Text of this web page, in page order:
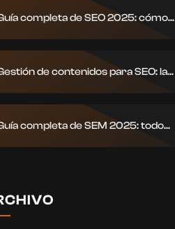
completa de SEO 2025: cómo...
de contenidos para SEO: la...
completa de SEM 2025: todo...